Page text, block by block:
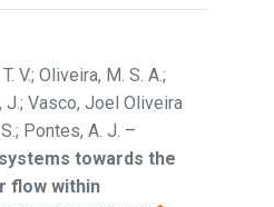
V.; Oliveira, M. S. A.;
J.; Vasco, Joel Oliveira
Pontes, A. J. –
towards the
flow within